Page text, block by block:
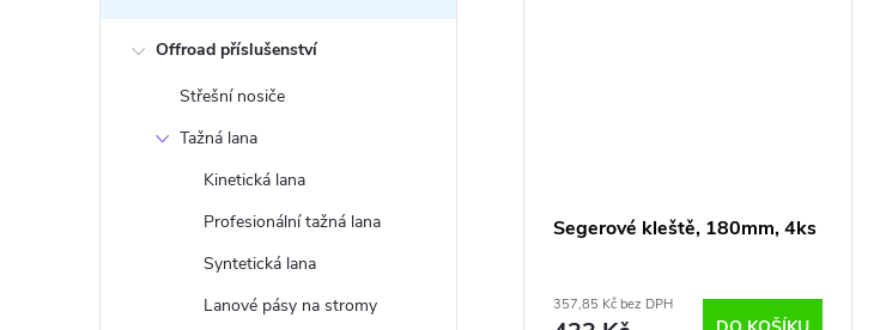
Offroad příslušenství
Střešní nosiče
Tažná lana
Kinetická lana
Profesionální tažná lana
Syntetická lana
Lanové pásy na stromy
Segerové kleště, 180mm, 4ks
357,85 Kč bez DPH